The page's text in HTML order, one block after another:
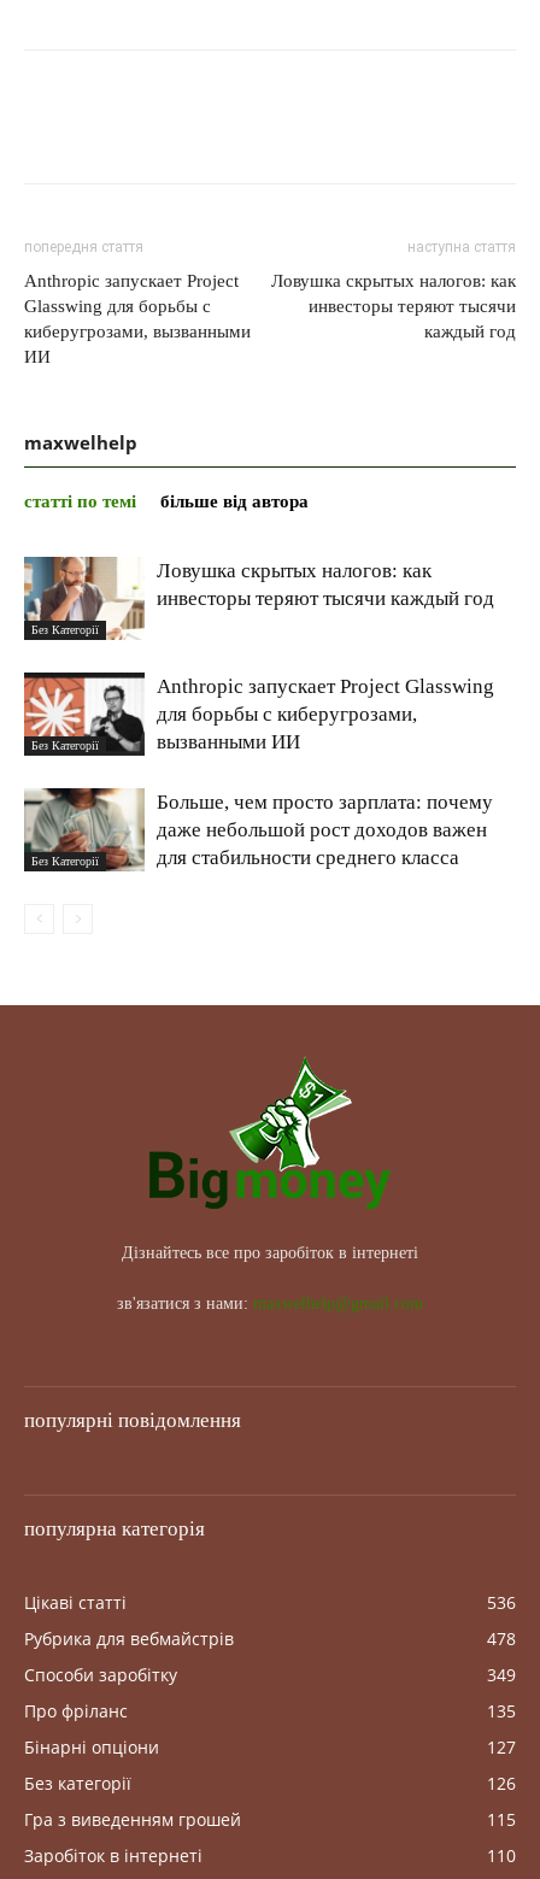
попередня стаття
Anthropic запускает Project
Glasswing для борьбы с
киберугрозами, вызванными
ИИ
наступна стаття
Ловушка скрытых налогов: как
инвесторы теряют тысячи
каждый год
maxwelhelp
статті по темі більше від автора
Без Категорії
Ловушка скрытых налогов: как
инвесторы теряют тысячи каждый год
Без Категорії
Anthropic запускает Project Glasswing
для борьбы с киберугрозами,
вызванными ИИ
Без Категорії
Больше, чем просто зарплата: почему
даже небольшой рост доходов важен
для стабильности среднего класса
Дізнайтесь все про заробіток в інтернеті
зв'язатися з нами: maxwelhelp@gmail.com
популярні повідомлення
популярна категорія
Цікаві статті
536
Рубрика для вебмайстрів
478
Способи заробітку
349
Про фріланс
135
Бінарні опціони
127
Без категорії
126
Гра з виведенням грошей
115
Заробіток в інтернеті
110